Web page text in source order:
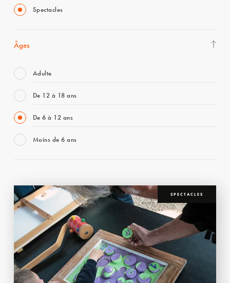
Spectacles
Âges
Adulte
De 12 à 18 ans
De 6 à 12 ans
Moins de 6 ans
SPECTACLES